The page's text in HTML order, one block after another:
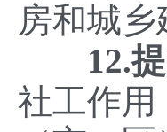
房和城
12.
社工作用